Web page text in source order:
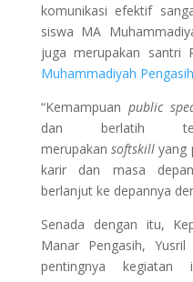
komunikasi efektif
siswa MA
juga merupakan santri
Muhammadiyah Pengasih
“Kemampuanpublic
dan berlatih
merupakansoftskill yang
karir dan masa
berlanjut ke depannya
Senada dengan itu,
Manar Pengasih,
pentingnya